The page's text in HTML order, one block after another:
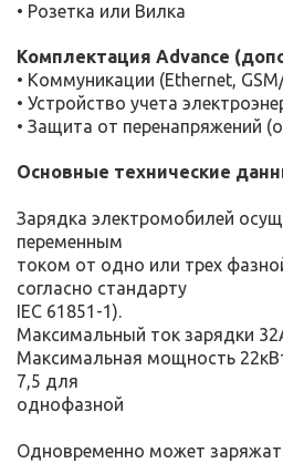
• Розетка или Вилка
Комплектация Advance
• Коммуникации (Ethernet, GSM/
• Устройство учета
• Защита от перенапряжений
Основные технические
Зарядка электромобилей
переменным
током от одно или трех
согласно стандарту
IEC 61851-1).
Максимальный ток зарядки
Максимальная мощность
7,5 для
однофазной
Одновременно может